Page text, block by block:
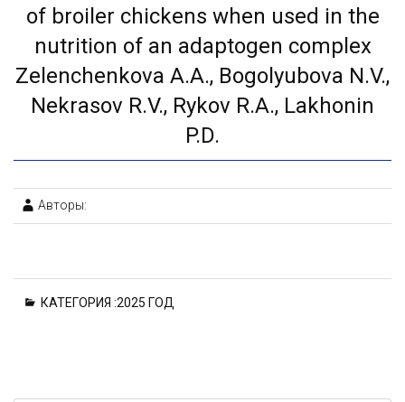
of broiler chickens when used in the
nutrition of an adaptogen complex
Zelenchenkova A.A., Bogolyubova N.V.,
Nekrasov R.V., Rykov R.A., Lakhonin
P.D.
Авторы:
КАТЕГОРИЯ :2025 ГОД